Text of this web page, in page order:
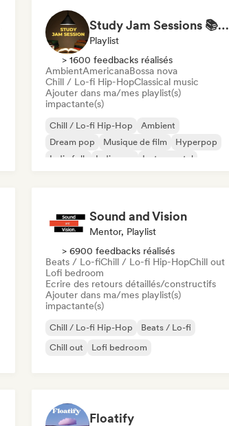
Study Jam Sessions 📚 Indie Folk, Dream Pop & Singer-Songwriter
Playlist
> 1600 feedbacks réalisés
AmbientAmericanaBossa nova
Chill / Lo-fi Hip-HopClassical music
Ajouter dans ma/mes playlist(s)
impactante(s)
Chill / Lo-fi Hip-Hop
Ambient
Dream pop
Musique de film
Hyperpop
Indie folk
Indie pop Instrumental
Sound and Vision
Mentor, Playlist
> 6900 feedbacks réalisés
Beats / Lo-fiChill / Lo-fi Hip-HopChill out
Lofi bedroom
Ecrire des retours détaillés/constructifs
Ajouter dans ma/mes playlist(s)
impactante(s)
Chill / Lo-fi Hip-Hop
Beats / Lo-fi
Chill out
Lofi bedroom
Floatify